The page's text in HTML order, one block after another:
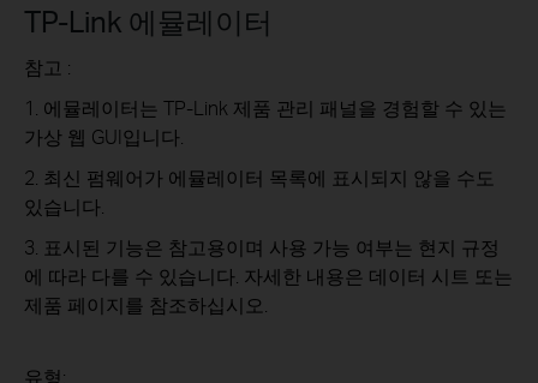
the
navigation
TP-Link 에뮬레이터
참고 :
1. 에뮬레이터는 TP-Link 제품 관리 패널을 경험할 수 있는
가상 웹 GUI입니다.
2. 최신 펌웨어가 에뮬레이터 목록에 표시되지 않을 수도
있습니다.
3. 표시된 기능은 참고용이며 사용 가능 여부는 현지 규정
에 따라 다를 수 있습니다. 자세한 내용은 데이터 시트 또는
제품 페이지를 참조하십시오.
유형: